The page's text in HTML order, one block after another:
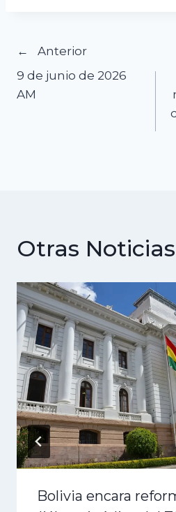
Navegación
de
Anterior
9 de junio de 2026
AM
Otras Noticias
Bolivia encara